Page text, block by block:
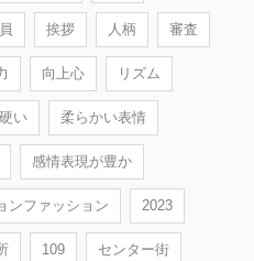
挨拶 人柄 審査
向上心 リズム
硬い 柔らかい表情
感情表現が豊か
ンファッション 2023
109 センター街